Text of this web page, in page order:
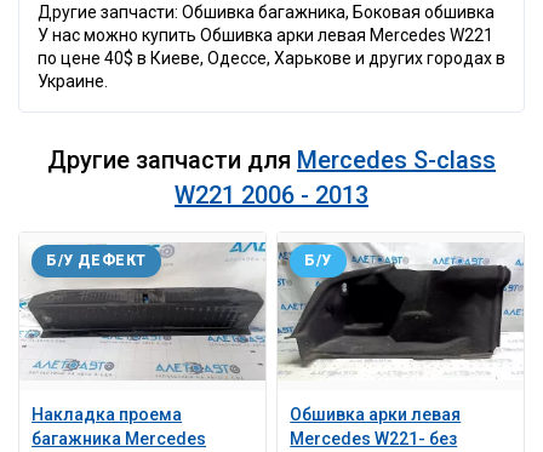
Другие запчасти: Обшивка багажника, Боковая обшивка
У нас можно купить Обшивка арки левая Mercedes W221
по цене 40$ в Киеве, Одессе, Харькове и других городах в
Украине.
Другие запчасти для Mercedes S-class
W221 2006 - 2013
Накладка проема
багажника Mercedes
Б/У ДЕФЕКТ
Обшивка арки левая
Mercedes W221- без
Б/У